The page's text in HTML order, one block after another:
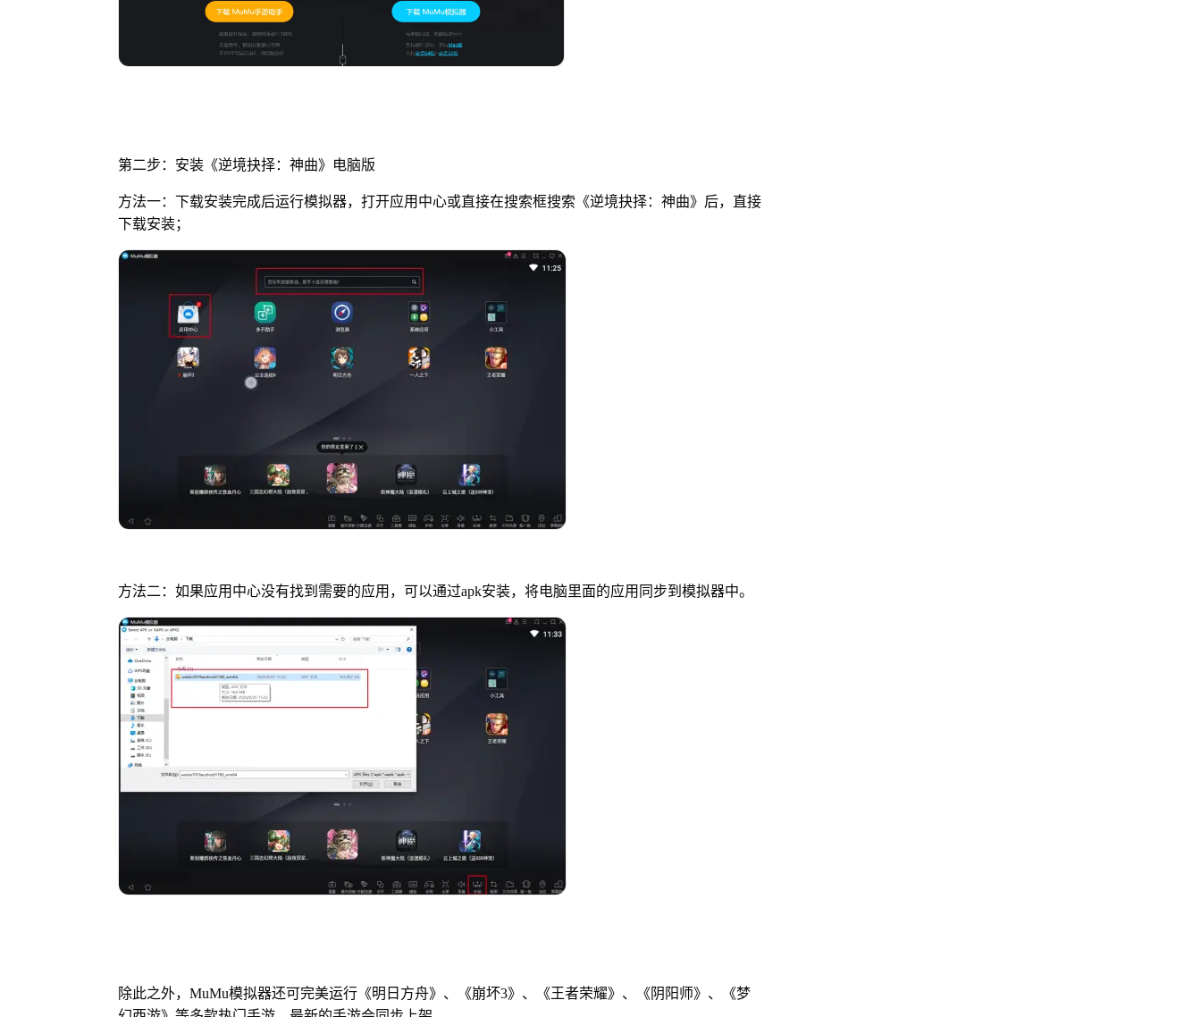
第二步：安装《逆境抉择：神曲》电脑版
方法一：下载安装完成后运行模拟器，打开应用中心或直接在搜索框搜索《逆境抉择：神曲》后，直接
下载安装；
方法二：如果应用中心没有找到需要的应用，可以通过apk安装，将电脑里面的应用同步到模拟器中。
除此之外，MuMu模拟器还可完美运行《明日方舟》、《崩坏3》、《王者荣耀》、《阴阳师》、《梦